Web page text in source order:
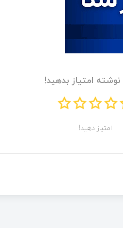
امتیاز بدهید!
امتیاز دهید!